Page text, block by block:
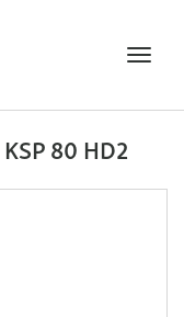
80 HD2